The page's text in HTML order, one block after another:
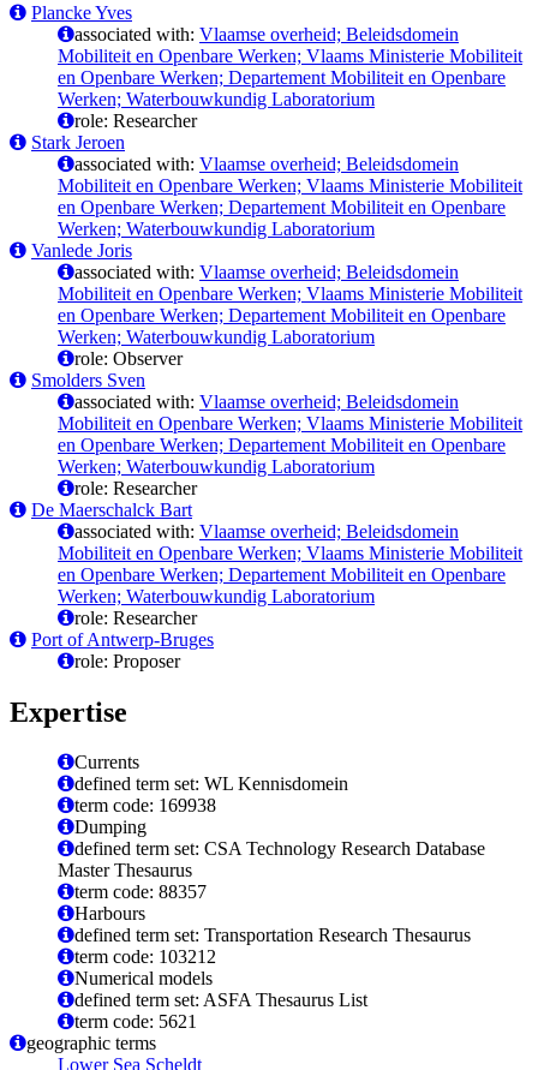
Plancke Yves
associated with: Vlaamse overheid; Beleidsdomein
Mobiliteit en Openbare Werken; Vlaams Ministerie Mobiliteit
en Openbare Werken; Departement Mobiliteit en Openbare
Werken; Waterbouwkundig Laboratorium
role: Researcher
Stark Jeroen
associated with: Vlaamse overheid; Beleidsdomein
Mobiliteit en Openbare Werken; Vlaams Ministerie Mobiliteit
en Openbare Werken; Departement Mobiliteit en Openbare
Werken; Waterbouwkundig Laboratorium
Vanlede Joris
associated with: Vlaamse overheid; Beleidsdomein
Mobiliteit en Openbare Werken; Vlaams Ministerie Mobiliteit
en Openbare Werken; Departement Mobiliteit en Openbare
Werken; Waterbouwkundig Laboratorium
role: Observer
Smolders Sven
associated with: Vlaamse overheid; Beleidsdomein
Mobiliteit en Openbare Werken; Vlaams Ministerie Mobiliteit
en Openbare Werken; Departement Mobiliteit en Openbare
Werken; Waterbouwkundig Laboratorium
role: Researcher
De Maerschalck Bart
associated with: Vlaamse overheid; Beleidsdomein
Mobiliteit en Openbare Werken; Vlaams Ministerie Mobiliteit
en Openbare Werken; Departement Mobiliteit en Openbare
Werken; Waterbouwkundig Laboratorium
role: Researcher
Port of Antwerp-Bruges
role: Proposer
Expertise
Currents
defined term set: WL Kennisdomein
term code: 169938
Dumping
defined term set: CSA Technology Research Database
Master Thesaurus
term code: 88357
Harbours
defined term set: Transportation Research Thesaurus
term code: 103212
Numerical models
defined term set: ASFA Thesaurus List
term code: 5621
geographic terms
Lower Sea Scheldt